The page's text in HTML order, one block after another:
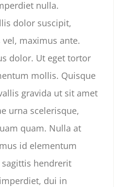
nulla.
dolor suscipit,
maximus ante.
dolor. Ut eget tortor
mollis. Quisque
gravida ut sit amet
urna scelerisque,
quam. Nulla at
id elementum
sagittis hendrerit
dui in